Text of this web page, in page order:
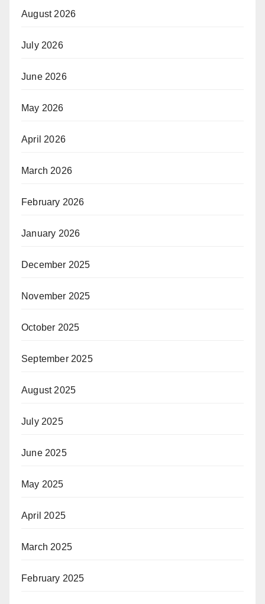
August 2026
July 2026
June 2026
May 2026
April 2026
March 2026
February 2026
January 2026
December 2025
November 2025
October 2025
September 2025
August 2025
July 2025
June 2025
May 2025
April 2025
March 2025
February 2025